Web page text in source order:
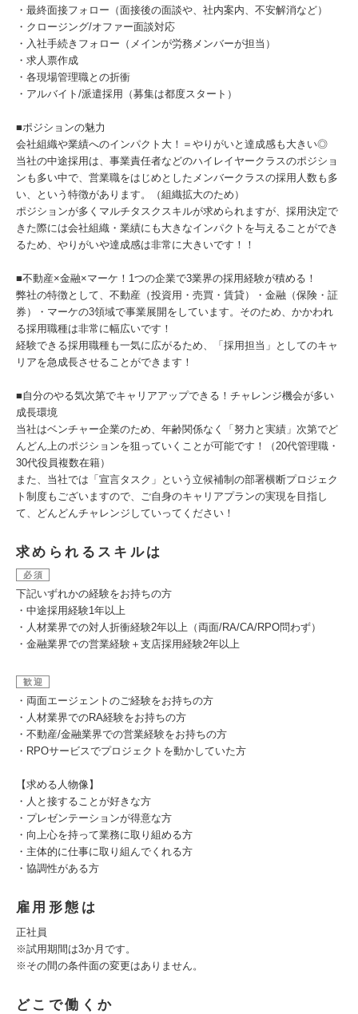
・最終面接フォロー（面接後の面談や、社内案内、不安解消など）
・クロージング/オファー面談対応
・入社手続きフォロー（メインが労務メンバーが担当）
・求人票作成
・各現場管理職との折衝
・アルバイト/派遣採用（募集は都度スタート）
■ポジションの魅力
会社組織や業績へのインパクト大！＝やりがいと達成感も大きい◎
当社の中途採用は、事業責任者などのハイレイヤークラスのポジショ
ンも多い中で、営業職をはじめとしたメンバークラスの採用人数も多
い、という特徴があります。（組織拡大のため）
ポジションが多くマルチタスクスキルが求められますが、採用決定で
きた際には会社組織・業績にも大きなインパクトを与えることができ
るため、やりがいや達成感は非常に大きいです！！
■不動産×金融×マーケ！1つの企業で3業界の採用経験が積める！
弊社の特徴として、不動産（投資用・売買・賃貸）・金融（保険・証
券）・マーケの3領域で事業展開をしています。そのため、かかわれ
る採用職種は非常に幅広いです！
経験できる採用職種も一気に広がるため、「採用担当」としてのキャ
リアを急成長させることができます！
■自分のやる気次第でキャリアアップできる！チャレンジ機会が多い
成長環境
当社はベンチャー企業のため、年齢関係なく「努力と実績」次第でど
んどん上のポジションを狙っていくことが可能です！（20代管理職・
30代役員複数在籍）
また、当社では「宣言タスク」という立候補制の部署横断プロジェク
ト制度もございますので、ご自身のキャリアプランの実現を目指し
て、どんどんチャレンジしていってください！
求められるスキルは
必須
下記いずれかの経験をお持ちの方
・中途採用経験1年以上
・人材業界での対人折衝経験2年以上（両面/RA/CA/RPO問わず）
・金融業界での営業経験＋支店採用経験2年以上
歓迎
・両面エージェントのご経験をお持ちの方
・人材業界でのRA経験をお持ちの方
・不動産/金融業界での営業経験をお持ちの方
・RPOサービスでプロジェクトを動かしていた方
【求める人物像】
・人と接することが好きな方
・プレゼンテーションが得意な方
・向上心を持って業務に取り組める方
・主体的に仕事に取り組んでくれる方
・協調性がある方
雇用形態は
正社員
※試用期間は3か月です。
※その間の条件面の変更はありません。
どこで働くか